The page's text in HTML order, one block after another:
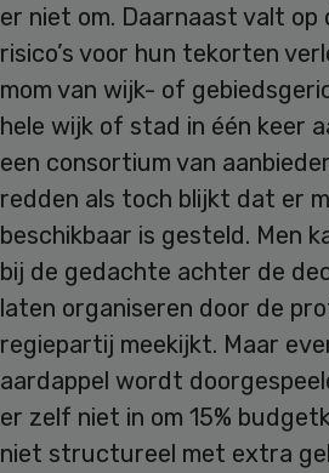
er niet om. Daarnaast valt
risico’s voor hun tekorten
mom van wijk- of
hele wijk of stad in één keer
een consortium van
redden als toch blijkt dat er
beschikbaar is gesteld. Men
bij de gedachte achter de
laten organiseren door de
regiepartij meekijkt. Maar
aardappel wordt
er zelf niet in om 15%
niet structureel met extra